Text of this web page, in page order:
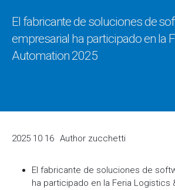
El fabricante de soluciones de
empresarial ha participado en la
Automation 2025
2025 10 16 Author zucchetti
El fabricante de soluciones de
ha participado en la Feria Logistics